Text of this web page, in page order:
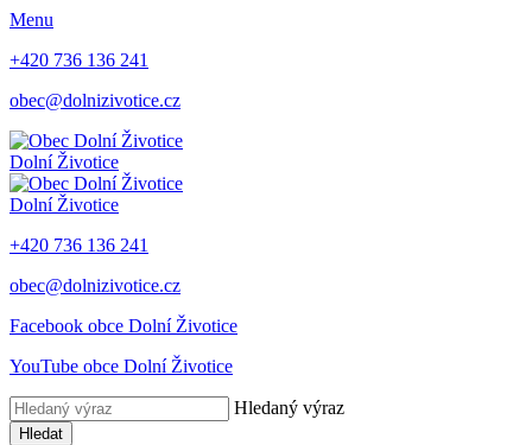
Menu
+420 736 136 241
obec@dolnizivotice.cz
Dolní Životice
Dolní Životice
+420 736 136 241
obec@dolnizivotice.cz
Facebook obce Dolní Životice
YouTube obce Dolní Životice
Hledaný výraz
Hledat